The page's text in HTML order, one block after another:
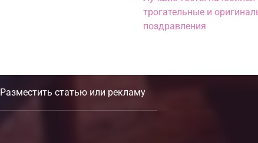
трогательные и
поздравления
Разместить статью или рекламу